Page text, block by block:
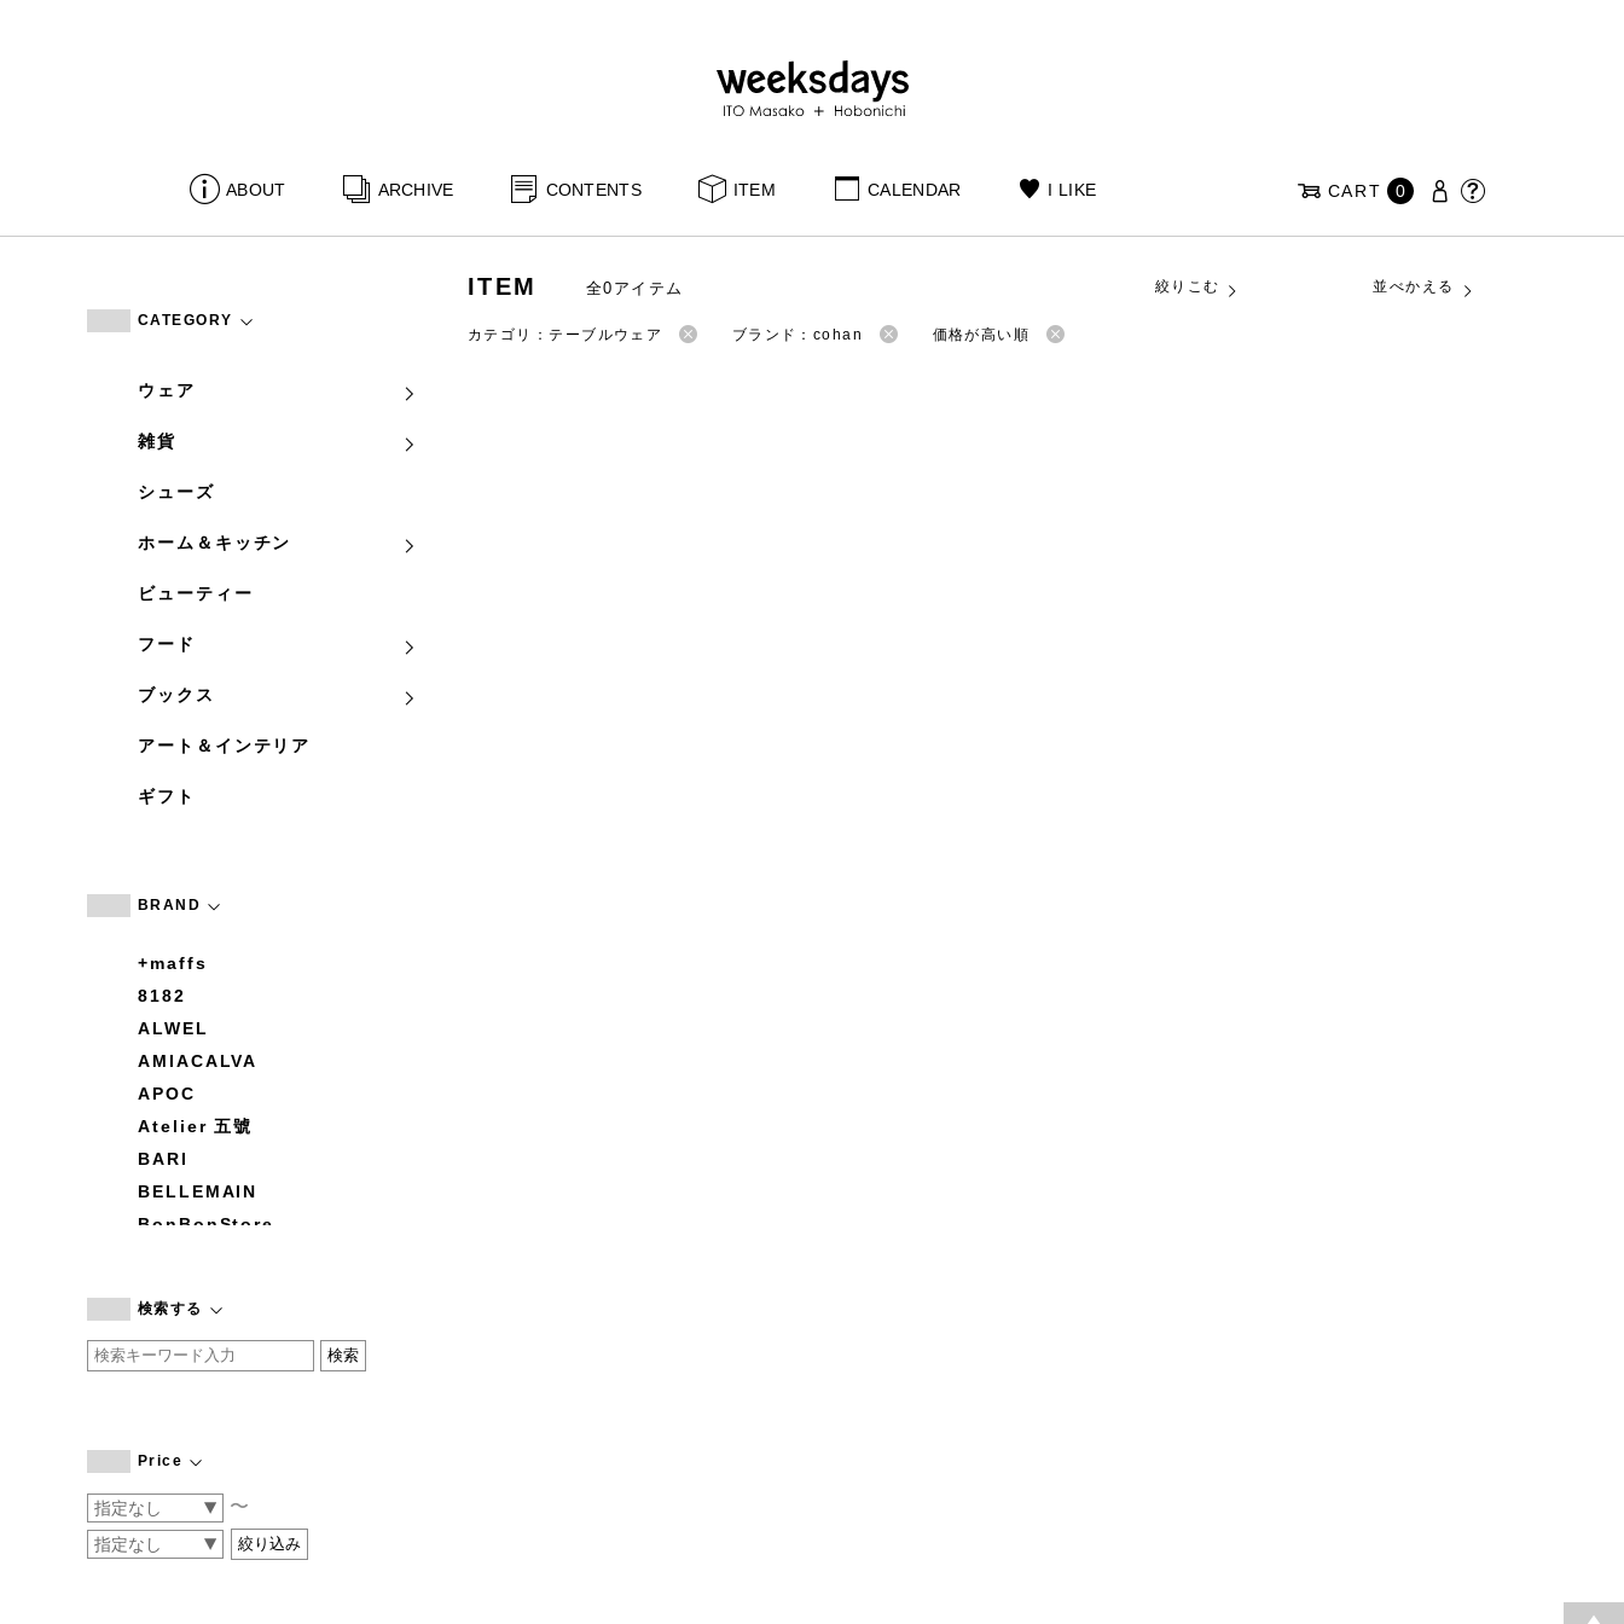
ABOUT ARCHIVE CONTENTS ITEM CALENDAR I LIKE CART 0
CATEGORY
ウェア
雑貨
シューズ
ホーム＆キッチン
ビューティー
フード
ブックス
アート＆インテリア
ギフト
BRAND
+maffs
8182
ALWEL
AMIACALVA
APOC
Atelier 五號
BARI
BELLEMAIN
BonBonStore
by basics
CATWORTH
COGTHEBIGSMOKE
CONVERSE
DEAN & DELUCA
検索する
Price
〜
ITEM 全0アイテム 絞りこむ 並べかえる
カテゴリ：テーブルウェア ブランド：cohan 価格が高い順